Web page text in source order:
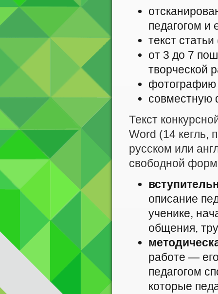
педагогом и
текст
от 3 до 7
творческой
фотографию
совместную
Текст
Word (14 кегль,
русском или
свободной
описание
ученике,
общения,
работе —
педагогом
которые